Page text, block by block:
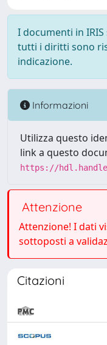
I documenti in
tutti i diritti sono
indicazione.
Informazioni
Utilizza questo
link a questo
https://
Attenzione
Attenzione! I dati
sottoposti a
Citazioni